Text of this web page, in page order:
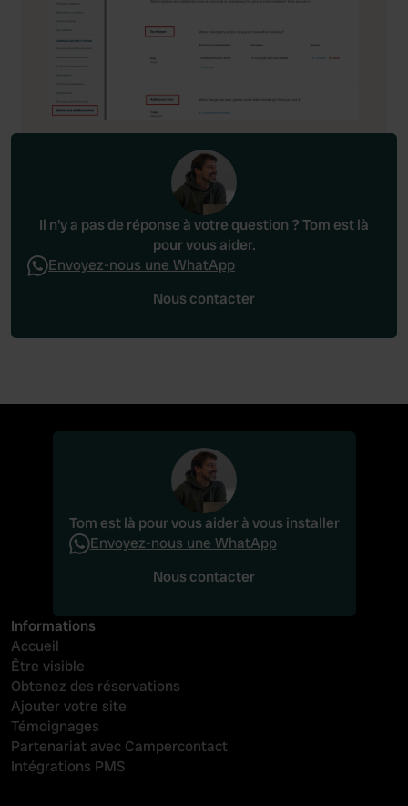
Il n'y a pas de réponse à votre question ? Tom est là
pour vous aider.
Envoyez-nous une WhatApp
Nous contacter
Tom est là pour vous aider à vous installer
Envoyez-nous une WhatApp
Nous contacter
Informations
Accueil
Être visible
Obtenez des réservations
Ajouter votre site
Témoignages
Partenariat avec Campercontact
Intégrations PMS